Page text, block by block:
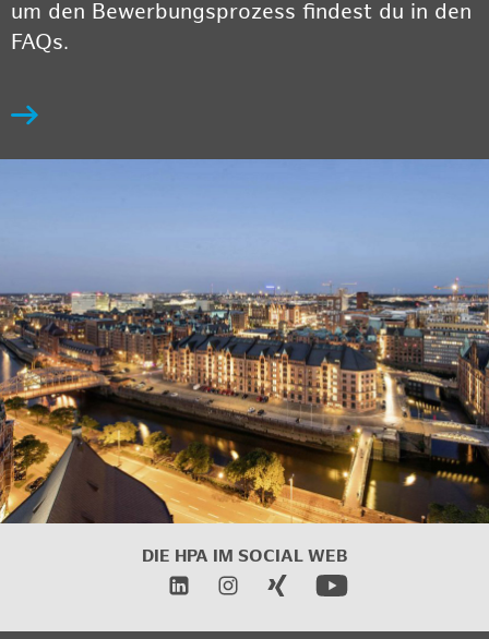
um den Bewerbungsprozess findest du in den
FAQs.
DIE HPA IM SOCIAL WEB